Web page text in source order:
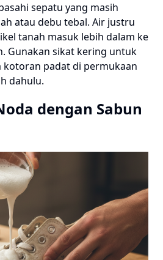
sepatu yang masih
atau debu tebal. Air justru
tanah masuk lebih dalam ke
Gunakan sikat kering untuk
padat di permukaan
dahulu.
dengan Sabun